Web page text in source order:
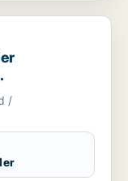
til salg i
/